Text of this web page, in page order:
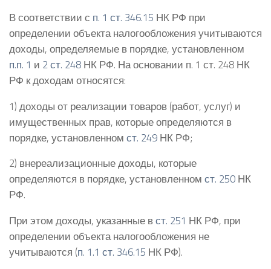
В соответствии с п. 1 ст. 346.15 НК РФ при
определении объекта налогообложения учитываются
доходы, определяемые в порядке, установленном
п.п. 1 и 2 ст. 248 НК РФ. На основании п. 1 ст. 248 НК
РФ к доходам относятся:
1) доходы от реализации товаров (работ, услуг) и
имущественных прав, которые определяются в
порядке, установленном ст. 249 НК РФ;
2) внереализационные доходы, которые
определяются в порядке, установленном ст. 250 НК
РФ.
При этом доходы, указанные вст. 251 НК РФ, при
определении объекта налогообложения не
учитываются (п. 1.1 ст. 346.15 НК РФ).